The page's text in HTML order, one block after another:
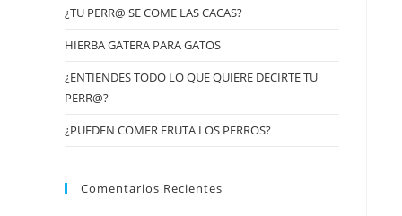
¿TU PERR@ SE COME LAS CACAS?
HIERBA GATERA PARA GATOS
¿ENTIENDES TODO LO QUE QUIERE DECIRTE TU
PERR@?
¿PUEDEN COMER FRUTA LOS PERROS?
Comentarios Recientes